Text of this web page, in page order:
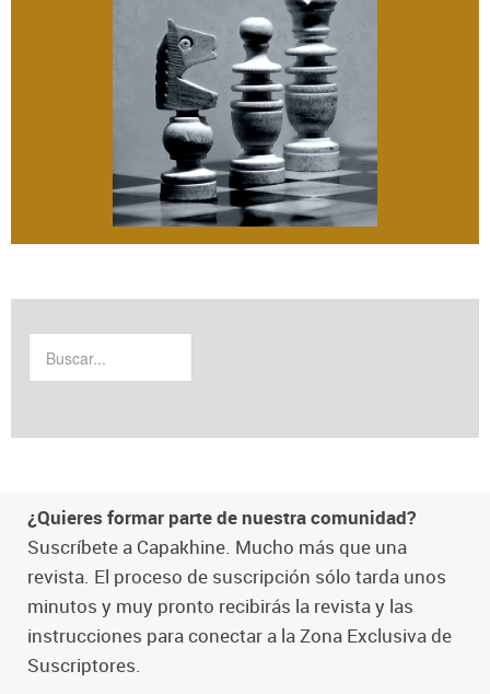
¿Quieres formar parte de nuestra comunidad?
Suscríbete a Capakhine. Mucho más que una
revista. El proceso de suscripción sólo tarda unos
minutos y muy pronto recibirás la revista y las
instrucciones para conectar a la Zona Exclusiva de
Suscriptores.